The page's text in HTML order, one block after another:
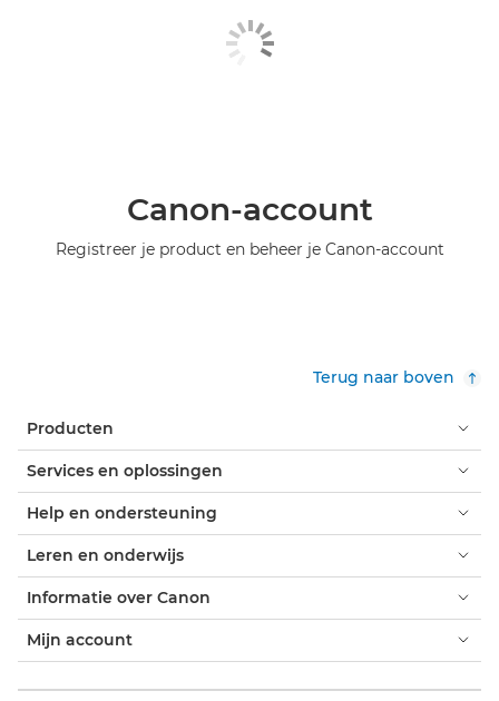
Canon-account
Registreer je product en beheer je Canon-account
Terug naar boven
Producten
Services en oplossingen
Help en ondersteuning
Leren en onderwijs
Informatie over Canon
Mijn account